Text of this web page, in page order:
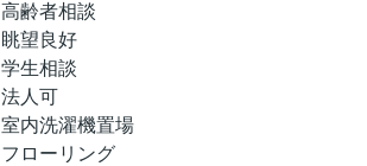
高齢者相談
眺望良好
学生相談
法人可
室内洗濯機置場
フローリング